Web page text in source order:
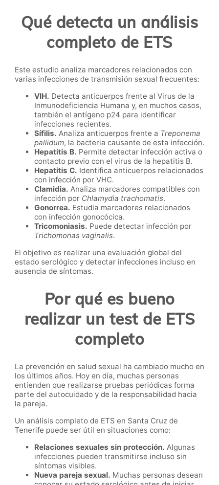
Qué detecta un análisis
completo de ETS
Este estudio analiza marcadores relacionados con
varias infecciones de transmisión sexual frecuentes:
VIH. Detecta anticuerpos frente al Virus de la
Inmunodeficiencia Humana y, en muchos casos,
también el antígeno p24 para identificar
infecciones recientes.
Sífilis. Analiza anticuerpos frente a Treponema
pallidum, la bacteria causante de esta infección.
Hepatitis B. Permite detectar infección activa o
contacto previo con el virus de la hepatitis B.
Hepatitis C. Identifica anticuerpos relacionados
con infección por VHC.
Clamidia. Analiza marcadores compatibles con
infección por Chlamydia trachomatis.
Gonorrea. Estudia marcadores relacionados
con infección gonocócica.
Tricomoniasis. Puede detectar infección por
Trichomonas vaginalis.
El objetivo es realizar una evaluación global del
estado serológico y detectar infecciones incluso en
ausencia de síntomas.
Por qué es bueno
realizar un test de ETS
completo
La prevención en salud sexual ha cambiado mucho en
los últimos años. Hoy en día, muchas personas
entienden que realizarse pruebas periódicas forma
parte del autocuidado y de la responsabilidad hacia
la pareja.
Un análisis completo de ETS en Santa Cruz de
Tenerife puede ser útil en situaciones como:
Relaciones sexuales sin protección. Algunas
infecciones pueden transmitirse incluso sin
síntomas visibles.
Nueva pareja sexual. Muchas personas desean